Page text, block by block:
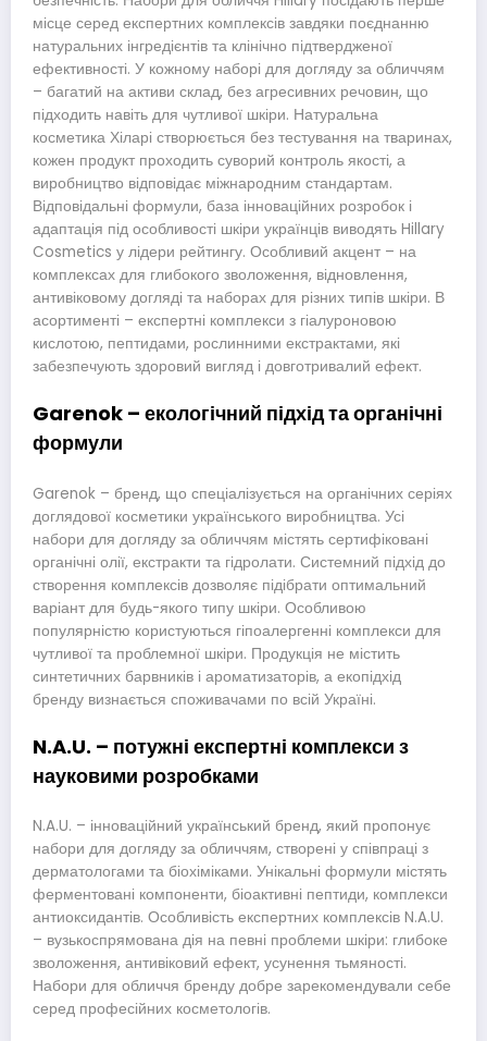
місце серед експертних комплексів завдяки поєднанню
натуральних інгредієнтів та клінічно підтвердженої
ефективності. У кожному наборі для догляду за обличчям
– багатий на активи склад, без агресивних речовин, що
підходить навіть для чутливої шкіри. Натуральна
косметика Хіларі створюється без тестування на тваринах,
кожен продукт проходить суворий контроль якості, а
виробництво відповідає міжнародним стандартам.
Відповідальні формули, база інноваційних розробок і
адаптація під особливості шкіри українців виводять Hillary
Cosmetics у лідери рейтингу. Особливий акцент – на
комплексах для глибокого зволоження, відновлення,
антивіковому догляді та наборах для різних типів шкіри. В
асортименті – експертні комплекси з гіалуроновою
кислотою, пептидами, рослинними екстрактами, які
забезпечують здоровий вигляд і довготривалий ефект.
Garenok – екологічний підхід та органічні
формули
Garenok – бренд, що спеціалізується на органічних серіях
доглядової косметики українського виробництва. Усі
набори для догляду за обличчям містять сертифіковані
органічні олії, екстракти та гідролати. Системний підхід до
створення комплексів дозволяє підібрати оптимальний
варіант для будь-якого типу шкіри. Особливою
популярністю користуються гіпоалергенні комплекси для
чутливої та проблемної шкіри. Продукція не містить
синтетичних барвників і ароматизаторів, а екопідхід
бренду визнається споживачами по всій Україні.
N.A.U. – потужні експертні комплекси з
науковими розробками
N.A.U. – інноваційний український бренд, який пропонує
набори для догляду за обличчям, створені у співпраці з
дерматологами та біохіміками. Унікальні формули містять
ферментовані компоненти, біоактивні пептиди, комплекси
антиоксидантів. Особливість експертних комплексів N.A.U.
– вузькоспрямована дія на певні проблеми шкіри: глибоке
зволоження, антивіковий ефект, усунення тьмяності.
Набори для обличчя бренду добре зарекомендували себе
серед професійних косметологів.